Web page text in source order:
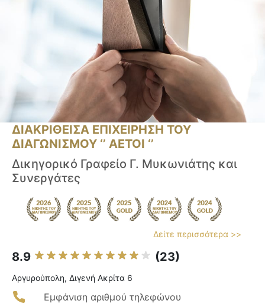
ΔΙΑΚΡΙΘΕΙΣΑ ΕΠΙΧΕΙΡΗΣΗ ΤΟΥ
ΔΙΑΓΩΝΙΣΜΟΥ ‘’ ΑΕΤΟΙ ‘’
Δικηγορικό Γραφείο Γ. Μυκωνιάτης και
Συνεργάτες
Δείτε περισσότερα >>
8.9 (23)
Αργυρούπολη, Διγενή Ακρίτα 6
Εμφάνιση αριθμού τηλεφώνου